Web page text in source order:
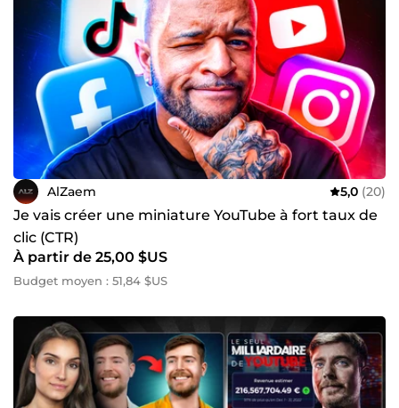
AlZaem 5,0 (20)
Je vais créer une miniature YouTube à fort taux de
clic (CTR)
À partir de 25,00 $US
Budget moyen : 51,84 $US